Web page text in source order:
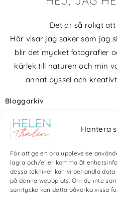
Hantera
För att ge en bra upplevelse
lagra och/eller komma åt
dessa tekniker kan vi behandla
på denna webbplats. Om du inte
samtycke kan detta påverka vissa
Det är så roligt
Här visar jag saker som jag
blir det mycket fotografier
kärlek till naturen och min
annat pyssel och
Bloggarkiv
Copyright Helen Thalen 2026 – All
Cookiepolicy | Produktion och